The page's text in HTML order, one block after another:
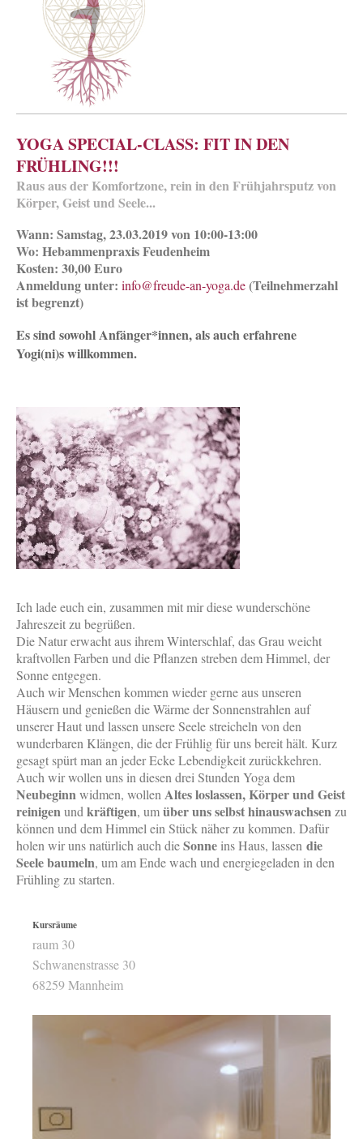
YOGA SPECIAL-CLASS: FIT IN DEN
FRÜHLING!!!
Raus aus der Komfortzone, rein in den Frühjahrsputz von
Körper, Geist und Seele...
Wann: Samstag, 23.03.2019 von 10:00-13:00
Wo: Hebammenpraxis Feudenheim
Kosten: 30,00 Euro
Anmeldung unter: info@freude-an-yoga.de(Teilnehmerzahl
ist begrenzt)
Es sind sowohl Anfänger*innen, als auch erfahrene
Yogi(ni)s willkommen.
Ich lade euch ein, zusammen mit mir diese wunderschöne
Jahreszeit zu begrüßen.
Die Natur erwacht aus ihrem Winterschlaf, das Grau weicht
kraftvollen Farben und die Pflanzen streben dem Himmel, der
Sonne entgegen.
Auch wir Menschen kommen wieder gerne aus unseren
Häusern und genießen die Wärme der Sonnenstrahlen auf
unserer Haut und lassen unsere Seele streicheln von den
wunderbaren Klängen, die der Frühlig für uns bereit hält. Kurz
gesagt spürt man an jeder Ecke Lebendigkeit zurückkehren.
Auch wir wollen uns in diesen drei Stunden Yoga dem
Neubeginnwidmen, wollen Altes loslassen, Körper und Geist
reinigenund kräftigen, umüber uns selbst hinauswachsen zu
können und dem Himmel ein Stück näher zu kommen. Dafür
holen wir uns natürlich auch dieSonne ins Haus, lassen die
Seele baumeln, um am Ende wach und energiegeladen in den
Frühling zu starten.
Kursräume
raum 30
Schwanenstrasse 30
68259Mannheim